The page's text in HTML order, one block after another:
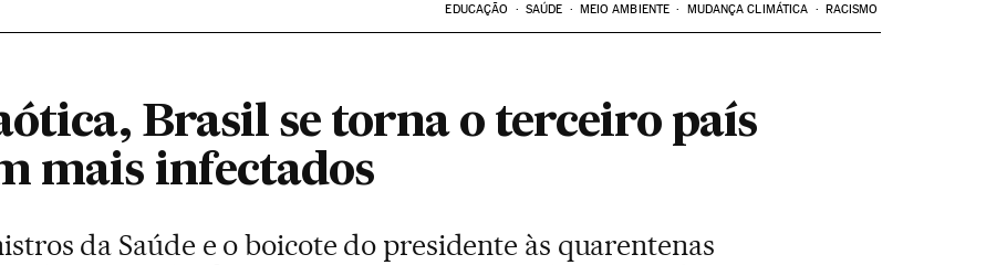
EDUCAÇÃO SAÚDE MEIO AMBIENTE MUDANÇA CLIMÁTICA RACISMO
Brasil se torna o terceiro país
mais infectados
da Saúde e o boicote do presidente às quarentenas